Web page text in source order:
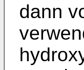
dann